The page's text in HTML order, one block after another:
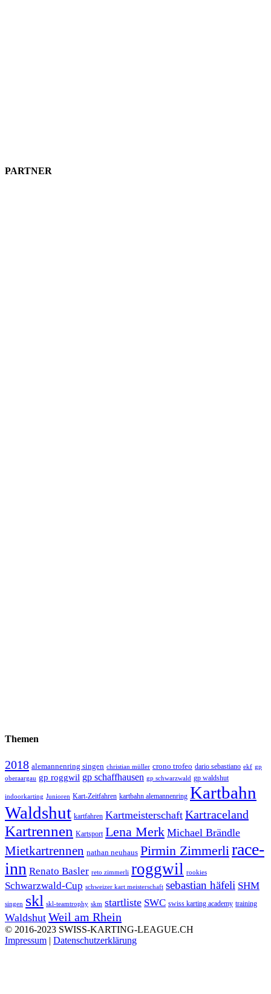
PARTNER
Themen
2018 alemannenring singen christian müller crono trofeo dario sebastiano ekf gp
oberaargau gp roggwil gp schaffhausen gp schwarzwald gp waldshut
indoorkarting Junioren Kart-Zeitfahren kartbahn alemannenring Kartbahn
Waldshut kartfahren Kartmeisterschaft Kartraceland
Kartrennen Kartsport Lena Merk Michael Brändle
Mietkartrennen nathan neuhaus Pirmin Zimmerli race-
inn Renato Basler reto zimmerli roggwil rookies
Schwarzwald-Cup schweizer kart meisterschaft sebastian häfeli SHM
singen skl skl-teamtrophy skm startliste SWC swiss karting academy training
Waldshut Weil am Rhein
© 2016-2023 SWISS-KARTING-LEAGUE.CH
Impressum | Datenschutzerklärung